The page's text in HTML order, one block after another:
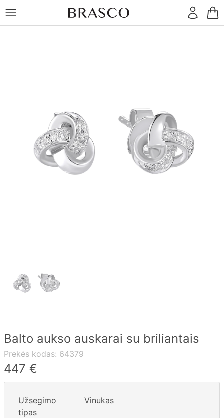
LT
Apyrankės
Pristatymas
Rekvizitai
Kontaktai
604 42021
Balto aukso auskarai su briliantais
Prekės kodas: 64379
447 €
Užsegimo
tipas
Vinukas